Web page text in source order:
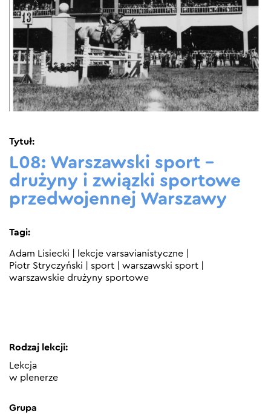
L08: Warszawski sport –
drużyny i związki sportowe
przedwojennej Warszawy
Tytuł:
Tagi:
Adam Lisiecki lekcje varsavianistyczne
Piotr Stryczyński
sport warszawski sport
warszawskie drużyny sportowe
Rodzaj lekcji:
Lekcja
w plenerze
Grupa